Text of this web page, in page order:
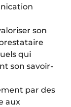
son
qui
son savoir-
par des
aux